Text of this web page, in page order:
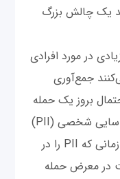
یک چالش بزرگ
در مورد افرادی
جمع‌آوری
بروز یک حمله
سایبری با هدف سرقت اطلاعات شناسایی شخصی (PII)
دوچندان می‌شود. به عنوان مثال، سازمانی که PII را در
در معرض حمله